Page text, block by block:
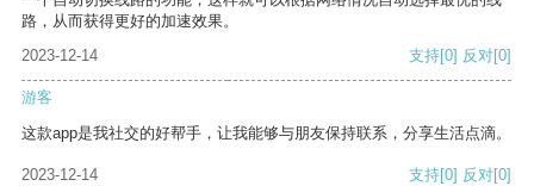
路，从而获得更好的加速效果。
2023-12-14
支持[0] 反对[0]
游客
这款app是我社交的好帮手，让我能够与朋友保持联系，分享生活点滴。
2023-12-14 支持[0] 反对[0]